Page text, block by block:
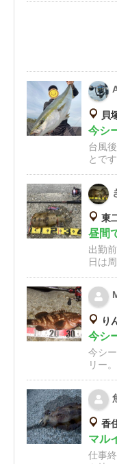
貝
今シ
台風
とで
東
昼間
出勤
日は
り
今シ
今シ
リー
香
マル
仕事